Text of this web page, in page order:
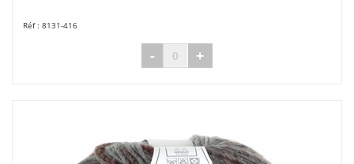
8131-416
- +